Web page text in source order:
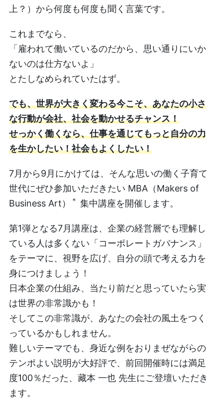
上？）から何度も何度も聞く言葉です。
これまでなら、
「雇われて働いているのだから、思い通りにいか
ないのは仕方ないよ」
とたしなめられていたはず。
でも、世界が大きく変わる今こそ、あなたの小さ
な行動が会社、社会を動かせるチャンス！
せっかく働くなら、仕事を通じてもっと自分の力
を生かしたい！社会もよくしたい！
7月から9月にかけては、そんな思いの働く子育て
世代にぜひ参加いただきたい MBA（Makers of
Business Art）
＊ 集中講座を開催します。
第1弾となる7月講座は、企業の経営層でも理解し
ている人は多くない「コーポレートガバナンス」
をテーマに、視野を広げ、自分の頭で考える力を
身につけましょう！
日本企業の仕組み、当たり前だと思っていたら実
は世界の非常識かも！
そしてこの非常識が、あなたの会社の風土をつく
っているかもしれません。
難しいテーマでも、身近な例をおりまぜながらの
テンポよい説明が大好評で、前回開催時には満足
度100％だった、藏本 一也 先生にご登壇いただき
ます。